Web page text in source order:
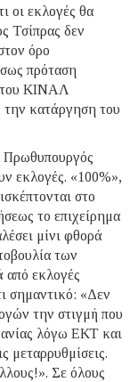
οι εκλογές θα
Τσίπρας δεν
όρο
πρόταση
του ΚΙΝΑΛ
την κατάργηση του
Πρωθυπουργός
εκλογές. «100%»,
στο
το επιχείρημα
μίνι φθορά
των
από εκλογές
σημαντικό: «Δεν
την στιγμή που
λόγω ΕΚΤ και
μεταρρυθμίσεις.
Σε όλους